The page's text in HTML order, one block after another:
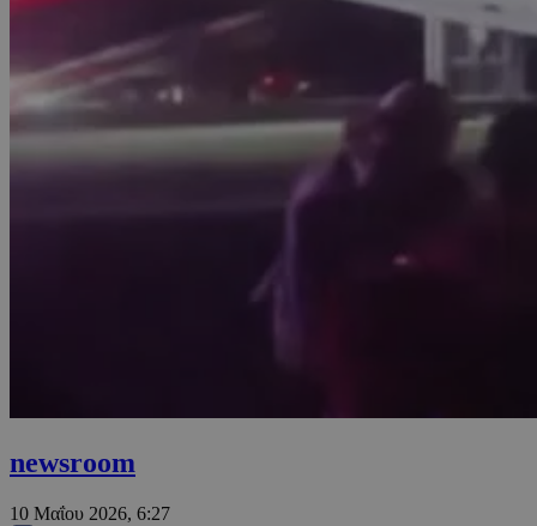
newsroom
10 Μαΐου 2026, 6:27